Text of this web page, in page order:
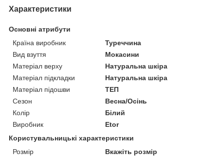
Характеристики
Основні атрибути
Країна виробник
Туреччина
Вид взуття
Мокасини
Матеріал верху
Натуральна шкіра
Матеріал підкладки
Натуральна шкіра
Матеріал підошви
ТЕП
Сезон
Весна/Осінь
Колір
Білий
Виробник
Etor
Користувальницькі характеристики
Розмір
Вкажіть розмір